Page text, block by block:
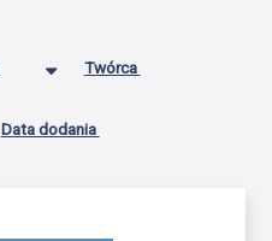
Twórca
Data dodania